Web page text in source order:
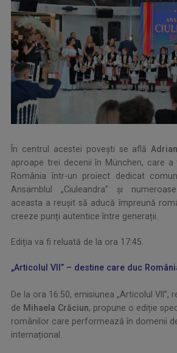
În centrul acestei povești se află
aproape trei decenii în München, care
România într-un proiect dedicat
Ansamblul „Ciuleandra” și
aceasta a reușit să aducă împreună
creeze punți autentice între generații.
Ediția va fi reluată de la ora 17:45.
„Articolul VII” – destine care duc
De la ora 16:50, emisiunea „Articolul VII”,
de Mihaela Crăciun, propune o ediție
românilor care performează în domenii
internațional.